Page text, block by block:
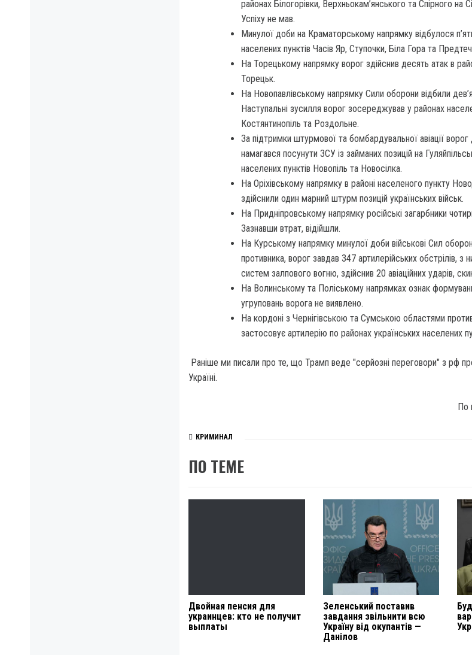
районах Білогорівки, Верхньокам’янського та Спірного на
Успіху не мав.
Минулої доби на Краматорському напрямку відбулося
населених пунктів Часів Яр, Ступочки, Біла Гора та
На Торецькому напрямку ворог здійснив десять атак в
Торецьк.
На Новопавлівському напрямку Сили оборони відбили
Наступальні зусилля ворог зосереджував у районах
Костянтинопіль та Роздольне.
За підтримки штурмової та бомбардувальної авіації ворог
намагався посунути ЗСУ із займаних позицій на
населених пунктів Новопіль та Новосілка.
На Оріхівському напрямку в районі населеного пункту
здійснили один марний штурм позицій українських військ.
На Придніпровському напрямку російські загарбники
Зазнавши втрат, відійшли.
На Курському напрямку минулої доби військові Сил
противника, ворог завдав 347 артилерійських обстрілів, з
систем залпового вогню, здійснив 20 авіаційних ударів,
На Волинському та Поліському напрямках ознак
угруповань ворога не виявлено.
На кордоні з Чернігівською та Сумською областями
застосовує артилерію по районах українських населених
Раніше ми писали про те, що Трамп веде "серйозні переговори" з рф
Україні.
По
КРИМИНАЛ
ПО ТЕМЕ
Двойная пенсия для
украинцев: кто не получит
выплаты
Зеленський поставив
завдання звільнити всю
Україну від окупантів —
Данілов